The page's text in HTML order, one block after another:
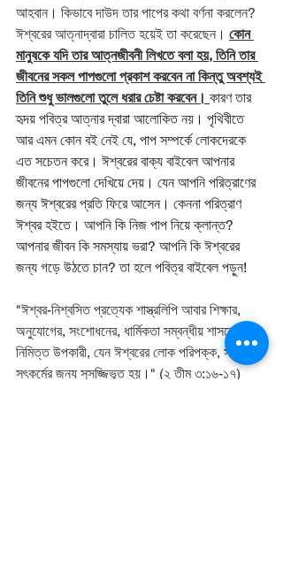
আহবান। কিভাবে দাউদ তার পাপের কথা বর্ণনা করলেন?
ঈশ্বরের আত্নাদ্বারা চালিত হয়েই তা করেছেন। কোন
মানুষকে যদি তার আত্নজীবনী লিখতে বলা হয়, তিনি তার
জীবনের সকল পাপগুলো প্রকাশ করবেন না কিন্তু অবশ্যই
তিনি শুধু ভালগুলো তুলে ধরার চেষ্টা করবেন। কারণ তার
হৃদয় পবিত্র আত্নার দ্বারা আলোকিত নয়। পৃথিবীতে
আর এমন কোন বই নেই যে, পাপ সম্পর্কে লোকদেরকে
এত সচেতন করে। ঈশ্বরের বাক্য বাইবেল আপনার
জীবনের পাপগুলো দেখিয়ে দেয়। যেন আপনি পরিত্রাণের
জন্য ঈশ্বরের প্রতি ফিরে আসেন। কেননা পরিত্রাণ
ঈশ্বর হইতে। আপনি কি নিজ পাপ নিয়ে ক্লান্ত?
আপনার জীবন কি সমস্যায় ভরা? আপনি কি ঈশ্বরের
জন্য গড়ে উঠতে চান? তা হলে পবিত্র বাইবেল পড়ুন!
"ঈশ্বর-নিশ্বসিত প্রত্যেক শাস্ত্রলিপি আবার শিক্ষার,
অনুযোগের, সংশোধনের, ধার্মিকতা সম্বন্ধীয় শাসনের
নিমিত্ত উপকারী, যেন ঈশ্বরের লোক পরিপক্ক, সমস্ত
সৎকর্মের জন্য সুসজ্জিভূত হয়।" (২ তীম ৩:১৬-১৭)